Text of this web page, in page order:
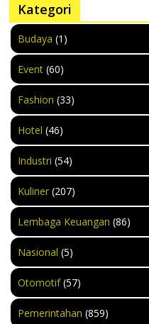
Kategori
Budaya (1)
Event (60)
Fashion (33)
Hotel (46)
Industri (54)
Kuliner (207)
Lembaga Keuangan (86)
Nasional (5)
Otomotif(57)
Pemerintahan (859)